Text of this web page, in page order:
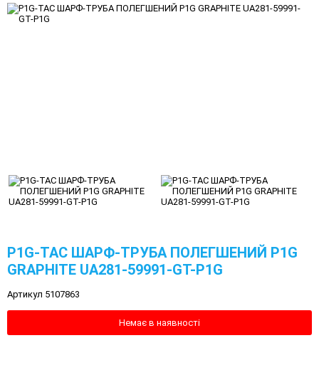
P1G-TAC ШАРФ-ТРУБА ПОЛЕГШЕНИЙ P1G
GRAPHITE UA281-59991-GT-P1G
Артикул 5107863
Немає в наявності